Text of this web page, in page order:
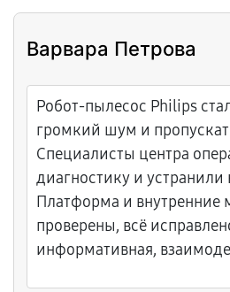
Варвара Петрова
Робот-пылесос Philips
громкий шум и
Специалисты центра
диагностику и устранили
Платформа и внутренние
проверены, всё
информативная,